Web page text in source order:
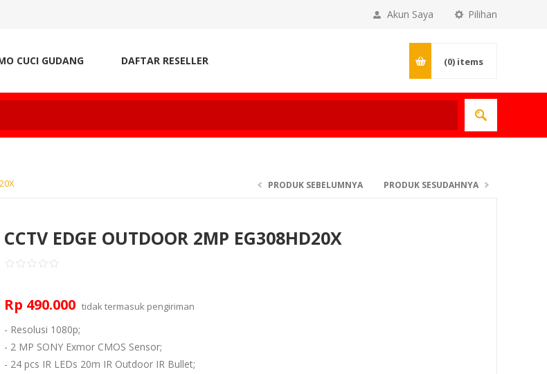
Pilihan
Akun Saya
CUCI GUDANG DAFTAR RESELLER (0) items
PRODUK SEBELUMNYA PRODUK SESUDAHNYA
CCTV EDGE OUTDOOR 2MP EG308HD20X
Rp 490.000 tidak termasuk pengiriman
- Resolusi 1080p;
- 2 MP SONY Exmor CMOS Sensor;
- 24 pcs IR LEDs 20m IR Outdoor IR Bullet;